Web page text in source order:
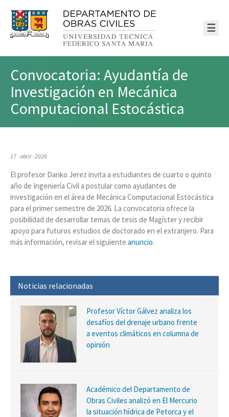
☰
Convocatoria: Ayudantía de
Investigación en Mecánica
Computacional Estocástica
17 · abril · 2026
El profesor Danko Jerez invita a estudiantes de cuarto o quinto
año de Ingeniería Civil a postular como ayudantes de
investigación en el área de Mecánica Computacional Estocástica
para el primer semestre de 2026. La convocatoria ofrece la
posibilidad de desarrollar temas de tesis de Magíster y recibir
apoyo para futuros estudios de doctorado en el extranjero. Para
más información, revisar el siguiente anuncio.
Noticias relacionadas
Profesor Víctor Gálvez analiza los
desafíos del drenaje urbano frente
a eventos climáticos en columna de
opinión
Académico del Departamento de
Obras Civiles analizó en El Mercurio
la situación hídrica de Petorca y el